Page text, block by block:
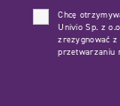
Chcę
Univio Sp. z
zrezygnować
przetwarzaniu